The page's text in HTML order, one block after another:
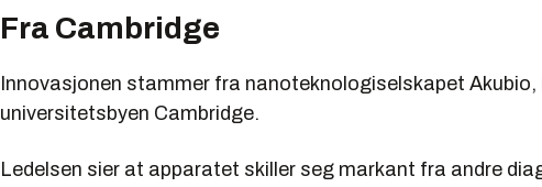
Fra Cambridge
Innovasjonen stammer fra nanoteknologiselskapet Akubio,
universitetsbyen Cambridge.
Ledelsen sier at apparatet skiller seg markant fra andre